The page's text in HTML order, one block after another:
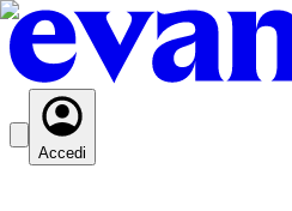
Accedi